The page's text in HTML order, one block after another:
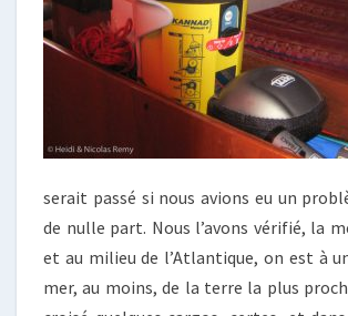
serait passé si nous avions eu un
de nulle part. Nous l’avons vérifié, la
et au milieu de l’Atlantique, on est à
mer, au moins, de la terre la plus